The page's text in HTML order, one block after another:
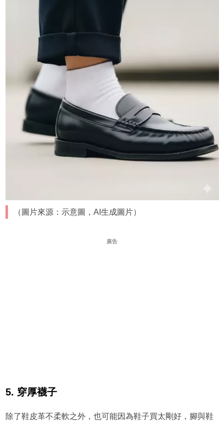
（圖片來源：示意圖，AI生成圖片）
廣告
5. 穿厚襪子
除了鞋皮革不柔軟之外，也可能因為鞋子買太剛好，腳與鞋